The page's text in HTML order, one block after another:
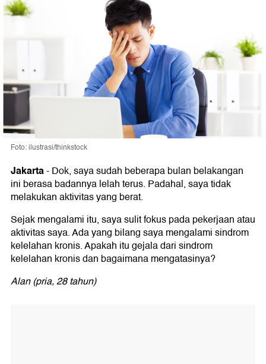
Foto: ilustrasi/thinkstock
Jakarta-Dok, saya sudah beberapa bulan belakangan
ini berasa badannya lelah terus. Padahal, saya tidak
melakukan aktivitas yang berat.
Sejak mengalami itu, saya sulit fokus pada pekerjaan atau
aktivitas saya. Ada yang bilang saya mengalami sindrom
kelelahan kronis. Apakah itu gejala dari sindrom
kelelahan kronis dan bagaimana mengatasinya?
Alan (pria, 28 tahun)